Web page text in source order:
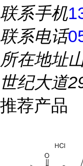
联系手机
联系电话
所在地址
世纪大道
推荐产品